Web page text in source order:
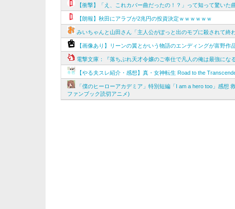
【衝撃】「え、これカバー曲だったの！？」って知って驚いた
【朗報】秋田にアラブが2兆円の投資決定ｗｗｗｗｗｗ
みいちゃんと山田さん「主人公がぽっと出のモブに殺されて終
【画像あり】リーンの翼とかいう物語のエンディングが富野作
電撃文庫：『落ちぶれ天才令嬢のご奉仕で凡人の俺は最強に
【やる夫スレ紹介・感想】真・女神転生 Road to the
「僕のヒーローアカデミア」特別短編「I am a hero too」感想
ファンブック読切アニメ)